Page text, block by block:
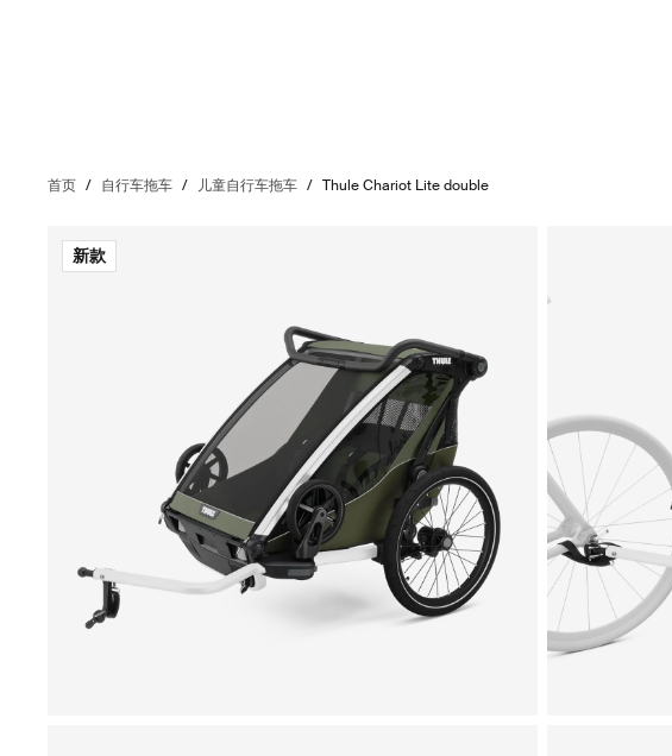
首页 / 自行车拖车 / 儿童自行车拖车 / Thule Chariot Lite double
新款